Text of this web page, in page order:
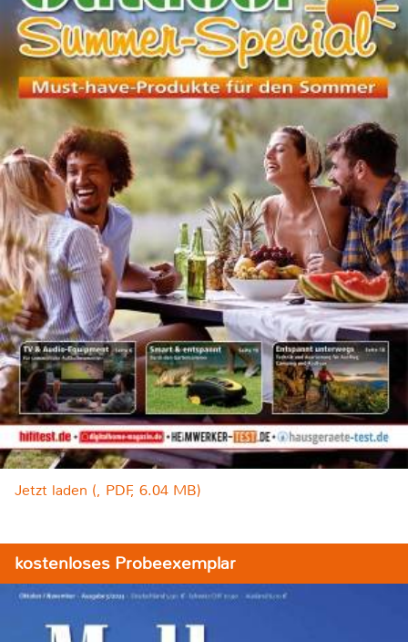
Jetzt laden (, PDF, 6.04 MB)
kostenloses Probeexemplar